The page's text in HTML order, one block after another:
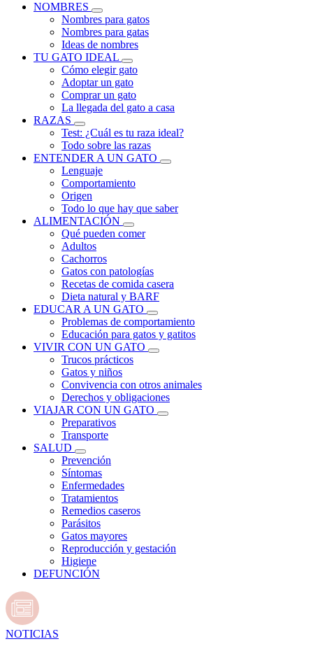
NOMBRES
Nombres para gatos
Nombres para gatas
Ideas de nombres
TU GATO IDEAL
Cómo elegir gato
Adoptar un gato
Comprar un gato
La llegada del gato a casa
RAZAS
Test: ¿Cuál es tu raza ideal?
Todo sobre las razas
ENTENDER A UN GATO
Lenguaje
Comportamiento
Origen
Todo lo que hay que saber
ALIMENTACIÓN
Qué pueden comer
Adultos
Cachorros
Gatos con patologías
Recetas de comida casera
Dieta natural y BARF
EDUCAR A UN GATO
Problemas de comportamiento
Educación para gatos y gatitos
VIVIR CON UN GATO
Trucos prácticos
Gatos y niños
Convivencia con otros animales
Derechos y obligaciones
VIAJAR CON UN GATO
Preparativos
Transporte
SALUD
Prevención
Síntomas
Enfermedades
Tratamientos
Remedios caseros
Parásitos
Gatos mayores
Reproducción y gestación
Higiene
DEFUNCIÓN
NOTICIAS